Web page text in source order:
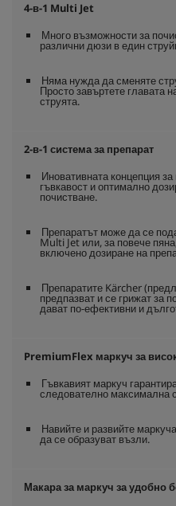
4-в-1 Multi Jet
Много възможности за
различни дюзи в един
Няма нужда да сменяте
Просто завъртете главата
струята.
2-в-1 система за препарат
Иновативната концепция
гъвкавост и оптимално
почистване.
Препаратът може да се
Multi Jet или, за повече
включено дозиране на
Препаратите Kärcher
предпазват и се грижат за
дават по-ефективни и
PremiumFlex маркуч за
Гъвкавият маркуч
следователно максимална
Навийте и развийте
да се образуват възли.
Макара за маркуч за удобно